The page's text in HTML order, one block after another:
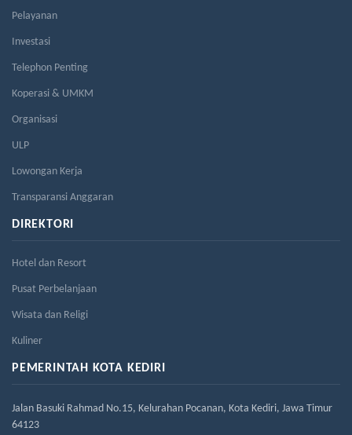
Pelayanan
Investasi
Telephon Penting
Koperasi & UMKM
Organisasi
ULP
Lowongan Kerja
Transparansi Anggaran
DIREKTORI
Hotel dan Resort
Pusat Perbelanjaan
Wisata dan Religi
Kuliner
PEMERINTAH KOTA KEDIRI
Jalan Basuki Rahmad No.15, Kelurahan Pocanan, Kota Kediri, Jawa Timur
64123